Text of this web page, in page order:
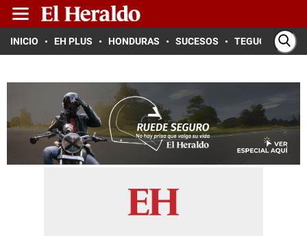
INICIO EH PLUS HONDURAS SUCESOS TEGUCIGALPA